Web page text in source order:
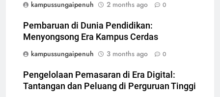
kampussungaipenuh
2 months ago 0
Pembaruan di Dunia Pendidikan:
Menyongsong Era Kampus Cerdas
kampussungaipenuh
3 months ago 0
Pengelolaan Pemasaran di Era Digital:
Tantangan dan Peluang di Perguruan Tinggi